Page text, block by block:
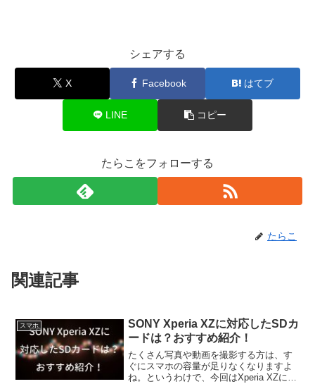
シェアする
X Facebook はてブ
LINE コピー
たらこをフォローする
たらこ
関連記事
スマホ
SONY Xperia XZに対応したSDカ
ードは？おすすめ紹介！
たくさん写真や動画を撮影する方は、す
ぐにスマホの容量が足りなくなりますよ
ね。というわけで、今回はXperia XZにど